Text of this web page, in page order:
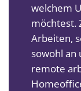
welchem
möchtest.
Arbeiten,
sowohl an
remote